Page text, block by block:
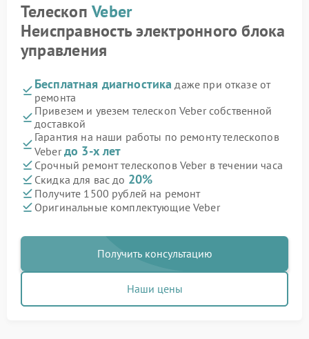
ТелескопVeber
Неисправность электронного блока
управления
Бесплатная диагностика даже при отказе от
ремонта
Привезем и увезем телескоп Veber собственной
доставкой
Гарантия на наши работы по ремонту телескопов
Veberдо 3-х лет
Срочный ремонт телескопов Veber в течении часа
Скидка для вас до 20%
Получите 1500 рублей на ремонт
Оригинальные комплектующие Veber
Получить консультацию
Наши цены